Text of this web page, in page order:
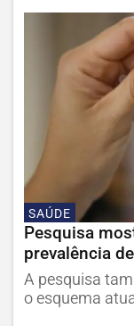
SAÚDE
Pesquisa
prevalência
A pesquisa
o esquema